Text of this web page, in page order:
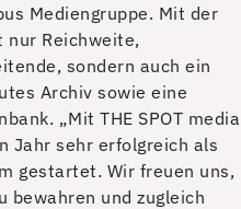
Mediengruppe. Mit der
nur Reichweite,
sondern auch ein
Archiv sowie eine
„Mit THE SPOT media
Jahr sehr erfolgreich als
gestartet. Wir freuen uns,
bewahren und zugleich